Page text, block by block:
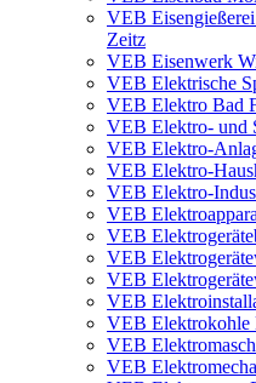
VEB
Zeitz
VEB Eisenwerk
VEB Elektrische
VEB Elektro Bad
VEB Elektro- und
VEB Elektro-
VEB Elektro-
VEB Elektro-
VEB
VEB
VEB
VEB
VEB
VEB Elektrokohle
VEB
VEB